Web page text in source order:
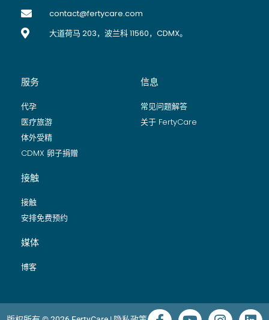
contact@fertycare.com
大道荷马 203，波兰科 11560，CDMX。
服务
代孕
医疗旅游
体外受精
CDMX 卵子捐赠
信息
常见问题解答
关于 FertyCare
接触
接触
安排免费预约
媒体
博客